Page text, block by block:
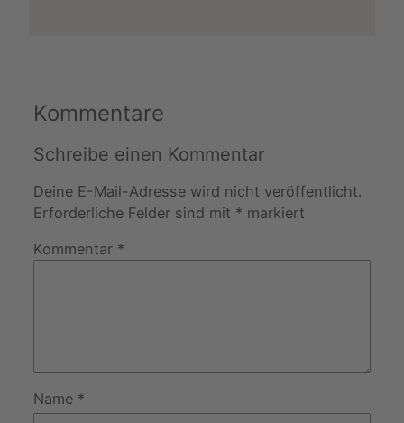
Kommentare
Schreibe einen Kommentar
Deine E-Mail-Adresse wird nicht veröffentlicht.
Erforderliche Felder sind mit * markiert
Kommentar *
Name *